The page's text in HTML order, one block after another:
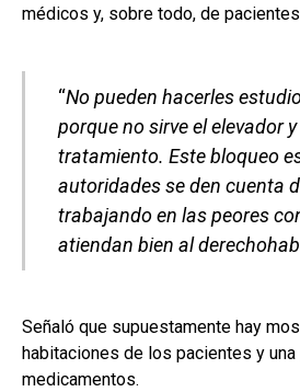
médicos y, sobre todo, de
“No pueden hacerles
porque no sirve el elevador
tratamiento. Este bloqueo
autoridades se den cuenta
trabajando en las peores
atiendan bien al
Señaló que supuestamente hay
habitaciones de los pacientes y
medicamentos.